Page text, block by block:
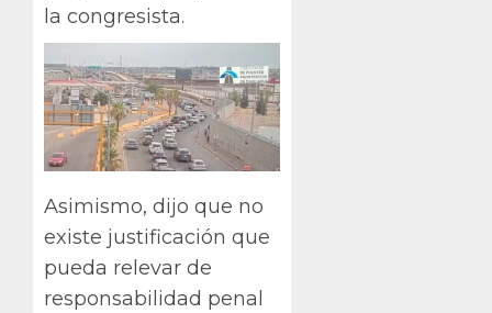
la congresista.
Asimismo, dijo que no
existe justificación que
pueda relevar de
responsabilidad penal